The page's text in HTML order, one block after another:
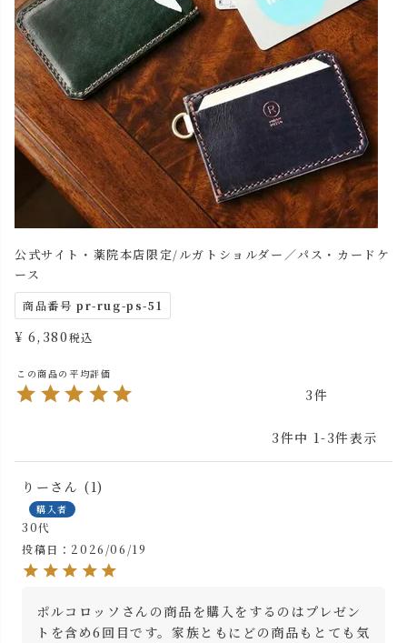
公式サイト・薬院本店限定/ルガトショルダー／パス・カードケ
ース
商品番号 pr-rug-ps-51
¥ 6,380税込
3
3件中 1-3件表示
りー 1
購入者
30代
投稿日
2026/06/19
ポルコロッソさんの商品を購入をするのはプレゼン
トを含め6回目です。家族ともにどの商品もとても気